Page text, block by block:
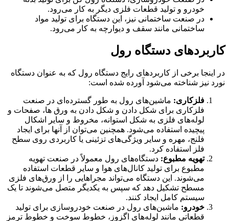
خودرو و تولید قطعات فلزی دیگر به کار می‌رود.
در صنعت ساختمانی نیز، این دستگاه برای تولید مواد
ساختمانی مانند سقف و دیوارچه به کار می‌رود.
کاربردهای دستگاه رول
در اینجا برخی از کاربردهای رایج دستگاه رول که به عنوان دستگاه
نورد نیز شناخته می‌شود آورده شده است:
فلزکاری: ماشین‌های رول به طور گسترده‌ای در صنعت
فلزکاری برای شکل دادن و شکل دادن به ورق ها، صفحات و
لوله‌های فلزی به شکل استوانه، مخروط و سایر اشکال
پیچیده استفاده می‌شود. همچنین می‌توان از آنها برای ایجاد
فلنج، مهره و سایر ویژگی‌های تزئینی یا کاربردی روی سطح
فلز استفاده کرد.
تهویه مطبوع: دستگاه‌های رول معمولاً در صنعت تهویه
مطبوع برای تولید کانال‌های هوا و سایر قطعات استفاده
می‌شوند. این دستگاه می‌تواند مجراهایی را از ورق‌های فلزی
مسطح تشکیل دهد که سپس به یکدیگر متصل می‌شوند تا یک
سیستم کامل ایجاد کنند.
خودرو: ماشین‌های رول در صنعت خودروسازی برای تولید
قطعاتی مانند لوله‌های اگزوز، خطوط سوخت و خطوط ترمز